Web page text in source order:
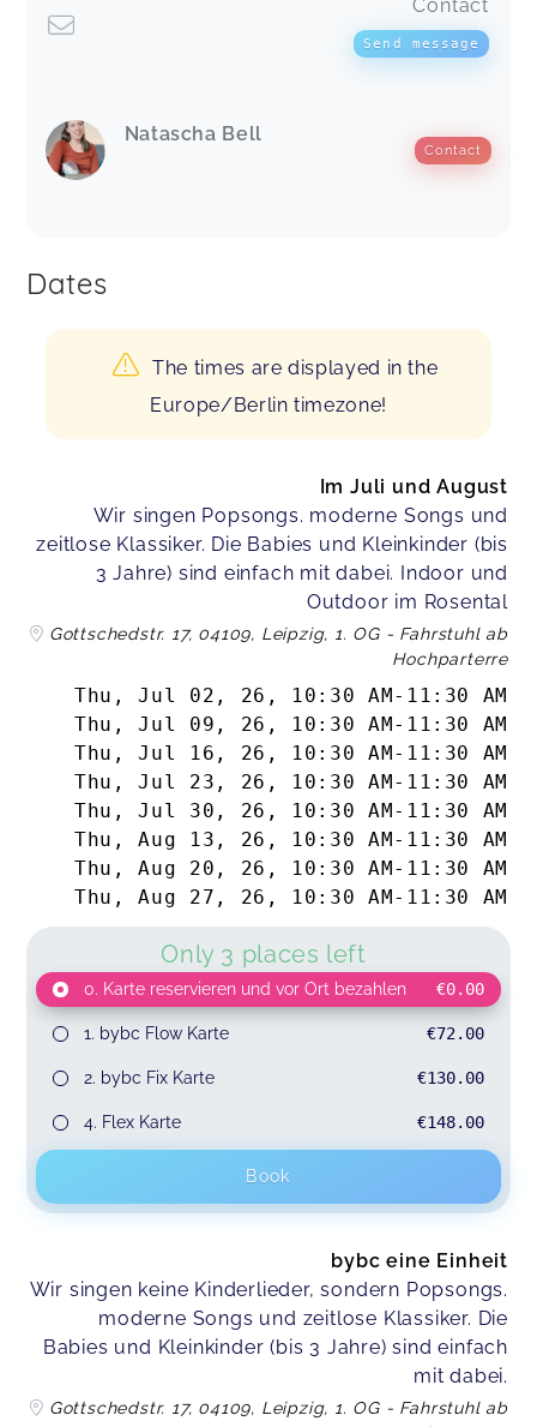
Contact
Send message
Natascha Bell
Contact
Dates
The times are displayed in the
Europe/Berlin timezone!
Im Juli und August
Wir singen Popsongs. moderne Songs und
zeitlose Klassiker. Die Babies und Kleinkinder (bis
3 Jahre) sind einfach mit dabei. Indoor und
Outdoor im Rosental
Gottschedstr. 17, 04109, Leipzig, 1. OG - Fahrstuhl ab
Hochparterre
Thu, Jul 02, 26 , 10:30 AM- 11:30 AM
Thu, Jul 09, 26 , 10:30 AM- 11:30 AM
Thu, Jul 16, 26 , 10:30 AM- 11:30 AM
Thu, Jul 23, 26 , 10:30 AM- 11:30 AM
Thu, Jul 30, 26 , 10:30 AM- 11:30 AM
Thu, Aug 13, 26 , 10:30 AM- 11:30 AM
Thu, Aug 20, 26 , 10:30 AM- 11:30 AM
Thu, Aug 27, 26 , 10:30 AM- 11:30 AM
Only 3 places left
0. Karte reservieren und vor Ort bezahlen €0.00
1. bybc Flow Karte €72.00
2. bybc Fix Karte €130.00
4. Flex Karte €148.00
Book
bybc eine Einheit
Wir singen keine Kinderlieder, sondern Popsongs.
moderne Songs und zeitlose Klassiker. Die
Babies und Kleinkinder (bis 3 Jahre) sind einfach
mit dabei.
Gottschedstr. 17, 04109, Leipzig, 1. OG - Fahrstuhl ab